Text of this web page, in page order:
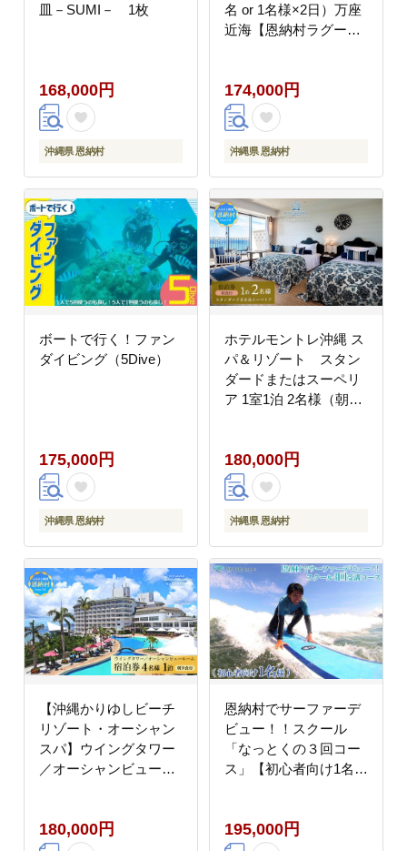
皿－SUMI－ 1枚
168,000円
沖縄県 恩納村
名 or 1名様×2日）万座
近海【恩納村ラグー
174,000円
沖縄県 恩納村
ボートで行く！ファン
ダイビング（5Dive）
175,000円
沖縄県 恩納村
ホテルモントレ沖縄 ス
パ＆リゾート スタン
ダードまたはスーペリ
ア 1室1泊 2名様（朝食
180,000円
沖縄県 恩納村
【沖縄かりゆしビーチ
リゾート・オーシャン
スパ】ウイングタワー
／オーシャンビュール
180,000円
恩納村でサーファーデ
ビュー！！スクール
「なっとくの３回コー
ス」【初心者向け1名
195,000円